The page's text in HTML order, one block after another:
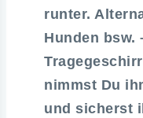
runter.
Hunden bsw.
nimmst Du
und sicherst